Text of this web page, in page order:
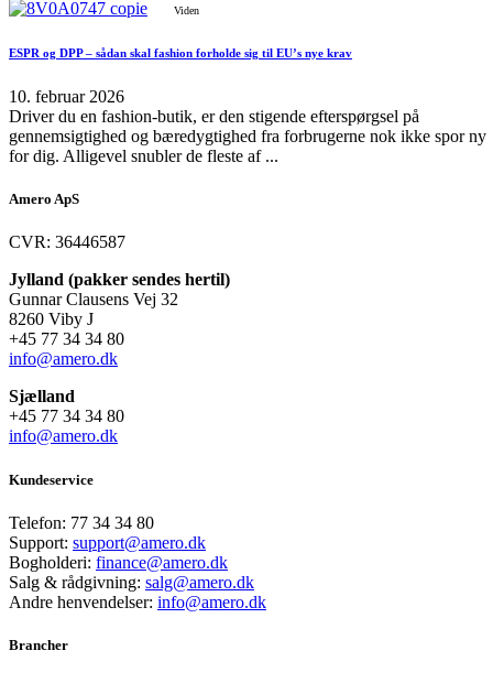
Viden
ESPR og DPP – sådan skal fashion forholde sig til EU’s nye krav
10. februar 2026
Driver du en fashion-butik, er den stigende efterspørgsel på
gennemsigtighed og bæredygtighed fra forbrugerne nok ikke spor ny
for dig. Alligevel snubler de fleste af ...
Amero ApS
CVR: 36446587
Jylland (pakker sendes hertil)
Gunnar Clausens Vej 32
8260 Viby J
+45 77 34 34 80
info@amero.dk
Sjælland
+45 77 34 34 80
info@amero.dk
Kundeservice
Telefon: 77 34 34 80
Support: support@amero.dk
Bogholderi: finance@amero.dk
Salg & rådgivning: salg@amero.dk
Andre henvendelser: info@amero.dk
Brancher